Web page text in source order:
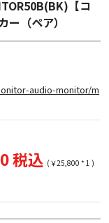
【コ
（ペア）
audio-monitor/m
税込 (￥25,800 * 1 )